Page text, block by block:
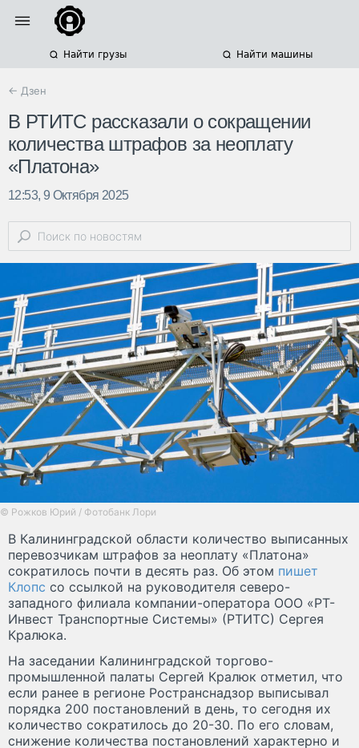
Найти грузы Найти машины
← Дзен
В РТИТС рассказали о сокращении
количества штрафов за неоплату
«Платона»
12:53, 9 Октября 2025
© Рожков Юрий / Фотобанк Лори
В Калининградской области количество выписанных
перевозчикам штрафов за неоплату «Платона»
сократилось почти в десять раз. Об этом пишет
Клопс со ссылкой на руководителя северо-
западного филиала компании-оператора ООО «РТ-
Инвест Транспортные Системы» (РТИТС) Сергея
Кралюка.
На заседании Калининградской торгово-
промышленной палаты Сергей Кралюк отметил, что
если ранее в регионе Ространснадзор выписывал
порядка 200 постановлений в день, то сегодня их
количество сократилось до 20-30. По его словам,
снижение количества постановлений характерно и